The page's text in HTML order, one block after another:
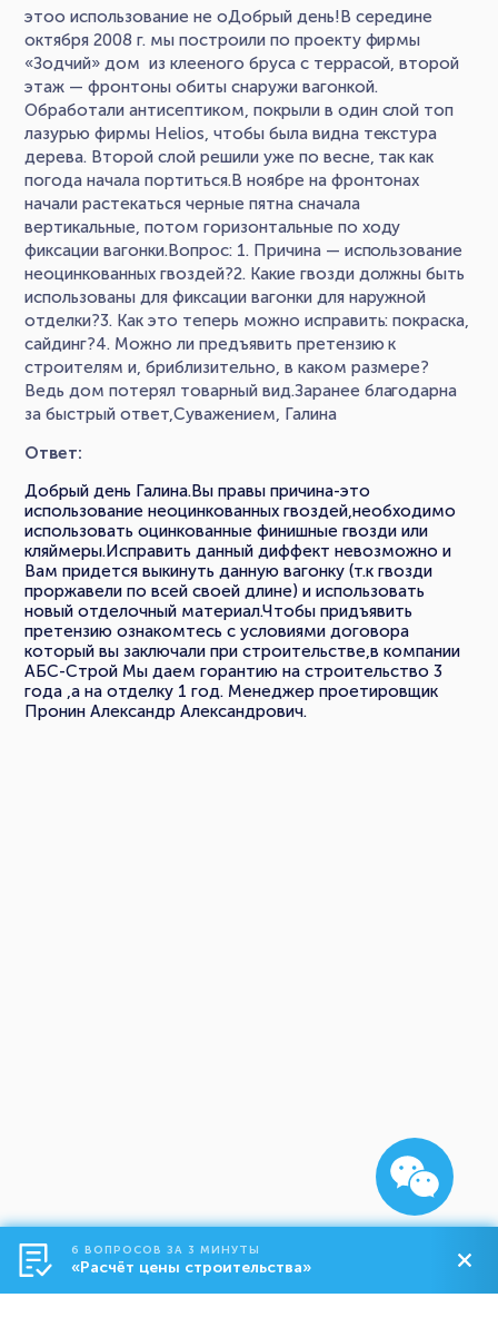
этоо использование не оДобрый день!В середине
октября 2008 г. мы построили по проекту фирмы
«Зодчий» дом из клееного бруса с террасой, второй
этаж — фронтоны обиты снаружи вагонкой.
Обработали антисептиком, покрыли в один слой топ
лазурью фирмы Helios, чтобы была видна текстура
дерева. Второй слой решили уже по весне, так как
погода начала портиться.В ноябре на фронтонах
начали растекаться черные пятна сначала
вертикальные, потом горизонтальные по ходу
фиксации вагонки.Вопрос: 1. Причина — использование
неоцинкованных гвоздей?2. Какие гвозди должны быть
использованы для фиксации вагонки для наружной
отделки?3. Как это теперь можно исправить: покраска,
сайдинг?4. Можно ли предъявить претензию к
строителям и, бриблизительно, в каком размере?
Ведь дом потерял товарный вид.Заранее благодарна
за быстрый ответ,Суважением, Галина
Ответ:
Добрый день Галина.Вы правы причина-это
использование неоцинкованных гвоздей,необходимо
использовать оцинкованные финишные гвозди или
кляймеры.Исправить данный диффект невозможно и
Вам придется выкинуть данную вагонку (т.к гвозди
проржавели по всей своей длине) и использовать
новый отделочный материал.Чтобы придъявить
претензию ознакомтесь с условиями договора
который вы заключали при строительстве,в компании
АБС-Строй Мы даем горантию на строительство 3
года ,а на отделку 1 год. Менеджер проетировщик
Пронин Александр Александрович.
6 ВОПРОСОВ ЗА 3 МИНУТЫ
«Расчёт цены строительства»